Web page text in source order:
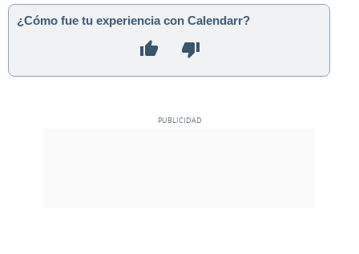
¿Cómo fue tu experiencia con Calendarr?